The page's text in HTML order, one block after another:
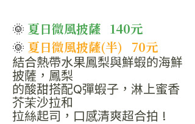
🌞 夏日微風披薩   140元
🌞 夏日微風披薩(半)   70元
結合熱帶水果鳳梨與鮮蝦的海鮮
披薩，鳳梨
的酸甜搭配Q彈蝦子，淋上蜜香
芥茉沙拉和
拉絲起司，口感清爽超合拍 !